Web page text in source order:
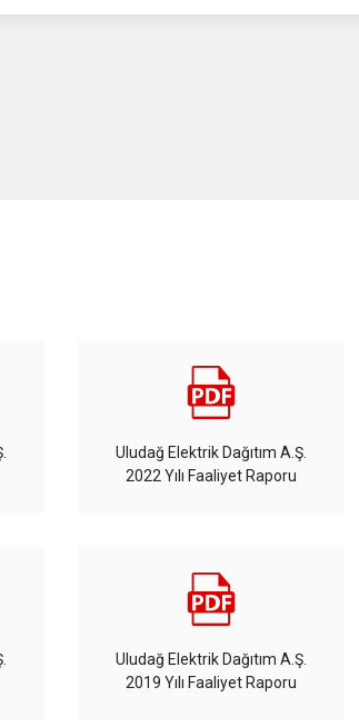
Uludağ Elektrik Dağıtım A.Ş.
2022 Yılı Faaliyet Raporu
Uludağ Elektrik Dağıtım A.Ş.
2019 Yılı Faaliyet Raporu